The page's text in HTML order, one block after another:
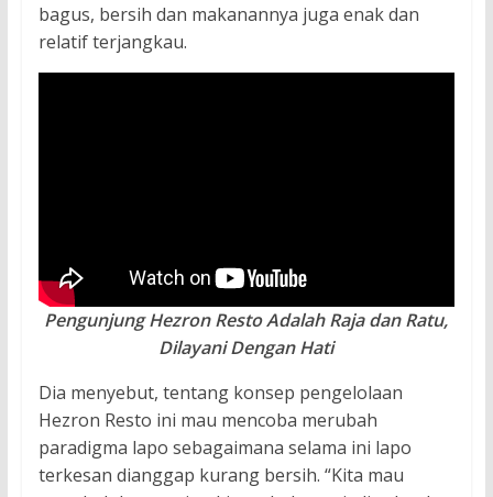
bagus, bersih dan makanannya juga enak dan
relatif terjangkau.
Pengunjung Hezron Resto Adalah Raja dan Ratu,
Dilayani Dengan Hati
Dia menyebut, tentang konsep pengelolaan
Hezron Resto ini mau mencoba merubah
paradigma lapo sebagaimana selama ini lapo
terkesan dianggap kurang bersih. “Kita mau